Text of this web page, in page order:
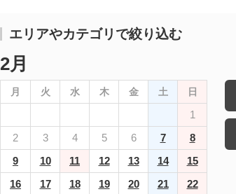
エリアやカテゴリで絞り込む
2月
月 火 水 木 金 土 日
1
2
3 4 5 6 7
8
9
10 11 12 13 14
15
16
17 18 19 20 21
22